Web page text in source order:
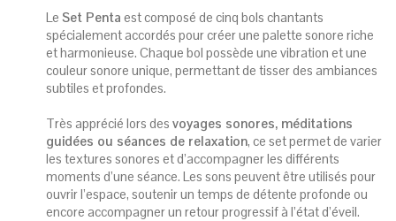
Le Set Penta est composé de cinq bols chantants
spécialement accordés pour créer une palette sonore riche
et harmonieuse. Chaque bol possède une vibration et une
couleur sonore unique, permettant de tisser des ambiances
subtiles et profondes.
Très apprécié lors des voyages sonores, méditations
guidées ou séances de relaxation, ce set permet de varier
les textures sonores et d’accompagner les différents
moments d’une séance. Les sons peuvent être utilisés pour
ouvrir l’espace, soutenir un temps de détente profonde ou
encore accompagner un retour progressif à l’état d’éveil.